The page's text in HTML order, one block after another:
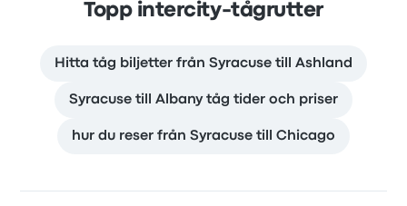
Topp intercity-tågrutter
Hitta tåg biljetter från Syracuse till Ashland
Syracuse till Albany tåg tider och priser
hur du reser från Syracuse till Chicago